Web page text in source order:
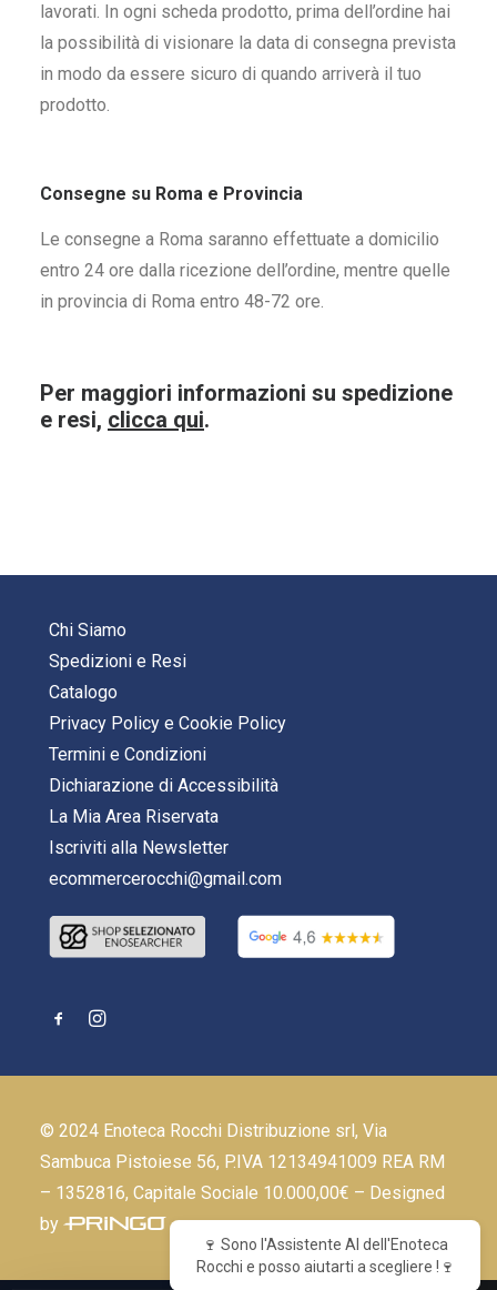
lavorati. In ogni scheda prodotto, prima dell’ordine hai
la possibilità di visionare la data di consegna prevista
in modo da essere sicuro di quando arriverà il tuo
prodotto.
Consegne su Roma e Provincia
Le consegne a Roma saranno effettuate a domicilio
entro 24 ore dalla ricezione dell’ordine, mentre quelle
in provincia di Roma entro 48-72 ore.
Per maggiori informazioni su spedizione
e resi, clicca qui.
Chi Siamo
Spedizioni e Resi
Catalogo
Privacy Policy e Cookie Policy
Termini e Condizioni
Dichiarazione di Accessibilità
La Mia Area Riservata
Iscriviti alla Newsletter
ecommercerocchi@gmail.com
© 2024 Enoteca Rocchi Distribuzione srl, Via
Sambuca Pistoiese 56, P.IVA 12134941009 REA RM
– 1352816, Capitale Sociale 10.000,00€ – Designed
by
🍷 Sono l'Assistente AI dell'Enoteca
Rocchi e posso aiutarti a scegliere !🍷